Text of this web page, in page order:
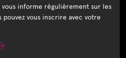
vous informe régulièrement sur les
pouvez vous inscrire avec votre